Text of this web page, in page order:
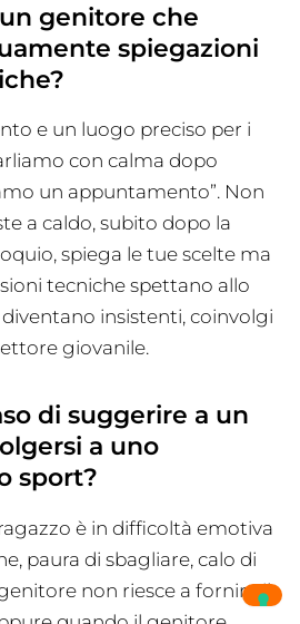
genitore che
spiegazioni
e un luogo preciso per i
con calma dopo
un appuntamento”. Non
a caldo, subito dopo la
spiega le tue scelte ma
tecniche spettano allo
diventano insistenti, coinvolgi
giovanile.
di suggerire a un
a uno
sport?
è in difficoltà emotiva
paura di sbagliare, calo di
non riesce a fornire il